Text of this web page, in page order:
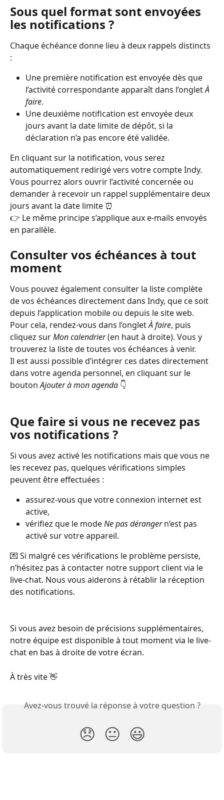
Sous quel format sont envoyées
les notifications ?
Chaque échéance donne lieu à deux rappels distincts
:
Une première notification est envoyée dès que
l’activité correspondante apparaît dans l’onglet À
faire.
Une deuxième notification est envoyée deux
jours avant la date limite de dépôt, si la
déclaration n’a pas encore été validée.
En cliquant sur la notification, vous serez
automatiquement redirigé vers votre compte Indy.
Vous pourrez alors ouvrir l’activité concernée ou
demander à recevoir un rappel supplémentaire deux
jours avant la date limite ⏰
👉 Le même principe s’applique aux e-mails envoyés
en parallèle.
Consulter vos échéances à tout
moment
Vous pouvez également consulter la liste complète
de vos échéances directement dans Indy, que ce soit
depuis l’application mobile ou depuis le site web.
Pour cela, rendez-vous dans l’onglet À faire, puis
cliquez sur Mon calendrier (en haut à droite). Vous y
trouverez la liste de toutes vos échéances à venir.
Il est aussi possible d’intégrer ces dates directement
dans votre agenda personnel, en cliquant sur le
bouton Ajouter à mon agenda 👇
Que faire si vous ne recevez pas
vos notifications ?
Si vous avez activé les notifications mais que vous ne
les recevez pas, quelques vérifications simples
peuvent être effectuées :
assurez-vous que votre connexion internet est
active,
vérifiez que le mode Ne pas déranger n’est pas
activé sur votre appareil.
💌 Si malgré ces vérifications le problème persiste,
n’hésitez pas à contacter notre support client via le
live-chat. Nous vous aiderons à rétablir la réception
des notifications.
Si vous avez besoin de précisions supplémentaires,
notre équipe est disponible à tout moment via le live-
chat en bas à droite de votre écran.
À très vite 👋
Avez-vous trouvé la réponse à votre question ?
😞 😐 😃